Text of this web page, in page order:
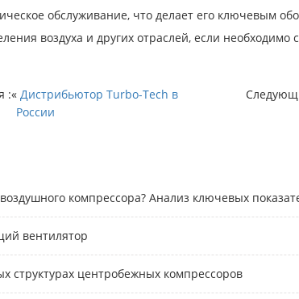
обслуживание, что делает его ключевым
воздуха и других отраслей, если необходимо
:«Дистрибьютор Turbo-Tech в
России
компрессора? Анализ ключевых
вентилятор
структурах центробежных компрессоров